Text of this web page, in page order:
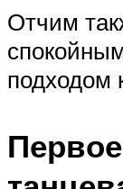
Отчим
подходом